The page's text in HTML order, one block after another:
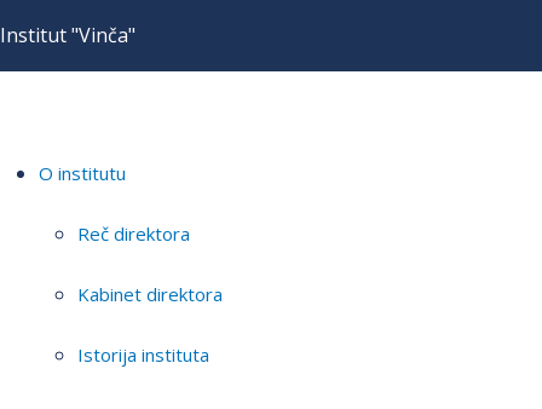
Institut "Vinča"
O institutu
Reč direktora
Kabinet direktora
Istorija instituta